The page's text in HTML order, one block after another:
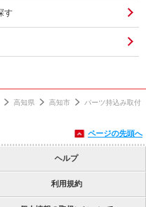
す
高知県 高知市 パーツ持込み取付
ページの先頭へ
ヘルプ
利用規約